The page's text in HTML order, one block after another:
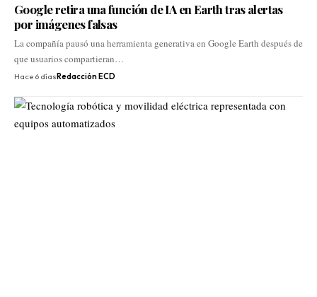
Google retira una función de IA en Earth tras alertas
por imágenes falsas
La compañía pausó una herramienta generativa en Google Earth después de
que usuarios compartieran…
Hace 6 díasRedacción ECD